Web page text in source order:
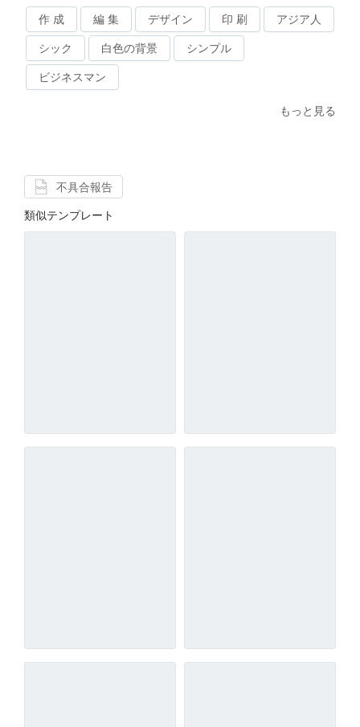
作 成 編 集 デザイン 印 刷 アジア人
シック 白色の背景 シンプル
ビジネスマン
もっと見る
不具合報告
類似テンプレート